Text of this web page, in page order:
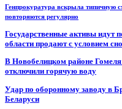
Генпрокуратура вскрыла типичную
повторяются регулярно
Государственные активы идут
области продают с условием
В Новобелицком районе Гомеля
отключили горячую воду
Удар по оборонному заводу в
Беларуси